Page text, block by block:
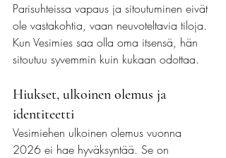
Parisuhteissa vapaus ja sitoutuminen eivät
ole vastakohtia, vaan neuvoteltavia tiloja.
Kun Vesimies saa olla oma itsensä, hän
sitoutuu syvemmin kuin kukaan odottaa.
Hiukset, ulkoinen olemus ja
identiteetti
Vesimiehen ulkoinen olemus vuonna
2026 ei hae hyväksyntää. Se on